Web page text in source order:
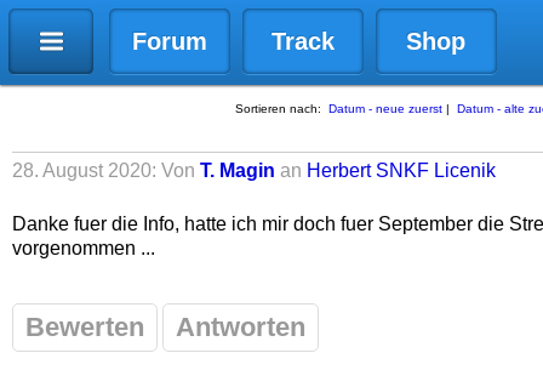
Forum Track Shop
Sortieren nach: Datum - neue zuerst | Datum - alte
28. August 2020: Von T. Magin an Herbert SNKF Licenik
Danke fuer die Info, hatte ich mir doch fuer September die
vorgenommen ...
Bewerten Antworten